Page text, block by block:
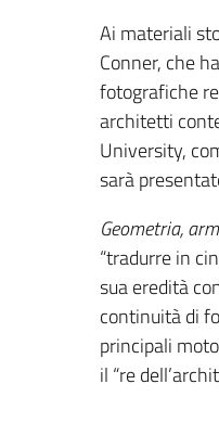
Ai materiali
Conner, che
fotografiche
architetti
University,
sarà
Geometria,
“tradurre in
sua eredità
continuità di
principali
il “re